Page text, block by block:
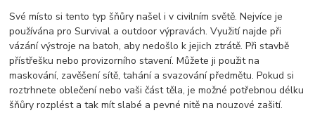
Své místo si tento typ šňůry našel i v civilním světě. Nejvíce je
používána pro Survival a outdoor výpravách. Využití najde při
vázání výstroje na batoh, aby nedošlo k jejich ztrátě. Při stavbě
přístřešku nebo provizorního stavení. Můžete ji použit na
maskování, zavěšení sítě, tahání a svazování předmětu. Pokud si
roztrhnete oblečení nebo vaši část těla, je možné potřebnou délku
šňůry rozplést a tak mít slabé a pevné nitě na nouzové zašití.